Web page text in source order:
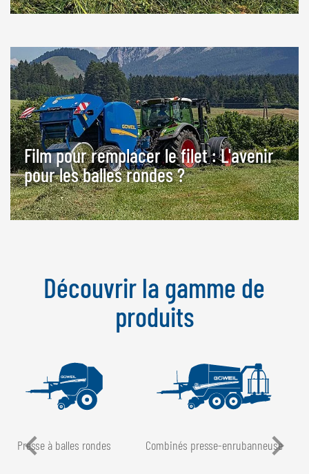
Film pour remplacer le filet : L'avenir
pour les balles rondes ?
Découvrir la gamme de
produits
Presse à balles rondes Combinés presse-enrubanneuse